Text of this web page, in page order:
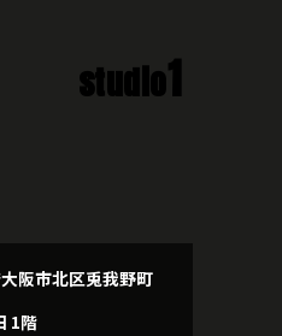
studio1
阪市北区兎我野町
1階